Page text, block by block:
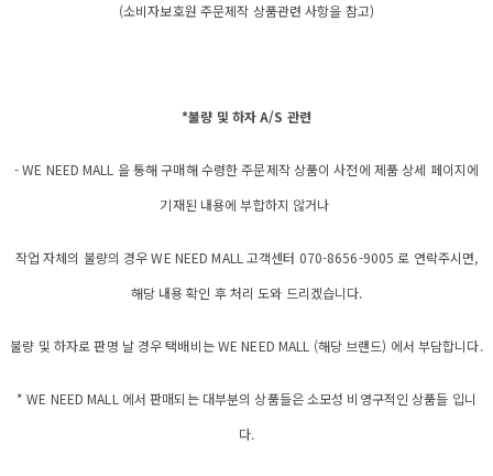
(소비자보호원 주문제작 상품관련 사항을 참고)
*불량 및 하자 A/S 관련
- WE NEED MALL 을 통해 구매해 수령한 주문제작 상품이 사전에 제품 상세 페이지에
기재된 내용에 부합하지 않거나
작업 자체의 불량의 경우 WE NEED MALL 고객센터 070-8656-9005 로 연락주시면,
해당 내용 확인 후 처리 도와 드리겠습니다.
불량 및 하자로 판명 날 경우 택배비는 WE NEED MALL (해당 브랜드) 에서 부담합니다.
* WE NEED MALL 에서 판매되는 대부분의 상품들은 소모성 비영구적인 상품들 입니
다.